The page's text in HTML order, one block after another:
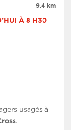
À 8 H30
9.4 km
usagés à
.